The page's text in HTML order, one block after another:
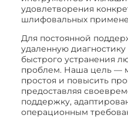
удовлетворения
шлифовальных
Для постоянной
удаленную
быстрого устранения
проблем. Наша цель —
простоя и повысить
предоставляя
поддержку,
операционным